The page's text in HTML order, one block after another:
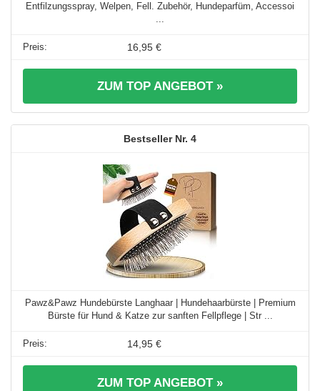
Entfilzungsspray, Welpen, Fell. Zubehör, Hundeparfüm, Accessoi
...
16,95 €
ZUM TOP ANGEBOT »
4
Pawz&Pawz Hundebürste Langhaar | Hundehaarbürste | Premium
Bürste für Hund & Katze zur sanften Fellpflege | Str ...
14,95 €
ZUM TOP ANGEBOT »